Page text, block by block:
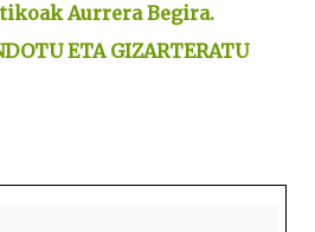
Aurrera Begira.
ETA GIZARTERATU